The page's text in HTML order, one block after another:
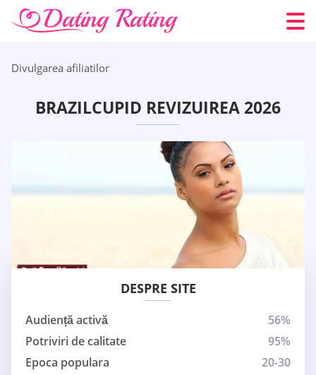
Divulgarea afiliatilor
BRAZILCUPID REVIZUIREA 2026
DESPRE SITE
Audiență activă
56%
Potriviri de calitate
95%
Epoca populara
20-30